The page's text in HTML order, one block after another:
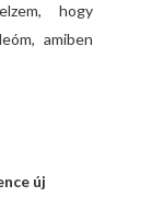
hogy
amiben
új